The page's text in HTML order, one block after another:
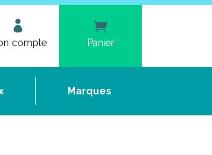
compte Panier
Marques